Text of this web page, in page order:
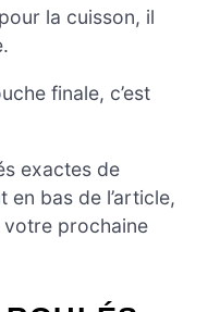
la cuisson, il
finale, c’est
exactes de
bas de l’article,
prochaine